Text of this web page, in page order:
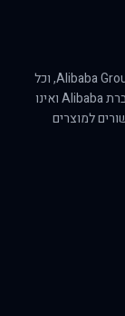
הסימן AliExpress הוא סימן מסחר רשום של חברת Alibaba Group, וכל
הזכויות הנוגעות לו שמורות לה. אתר זה אינו קשור לחברת Alibaba ואינו
למוצרים